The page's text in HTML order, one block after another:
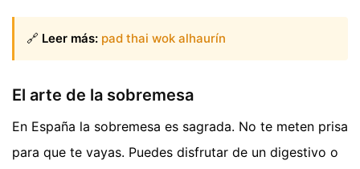
🔗 Leer más: pad thai wok alhaurín
El arte de la sobremesa
En España la sobremesa es sagrada. No te meten prisa
para que te vayas. Puedes disfrutar de un digestivo o